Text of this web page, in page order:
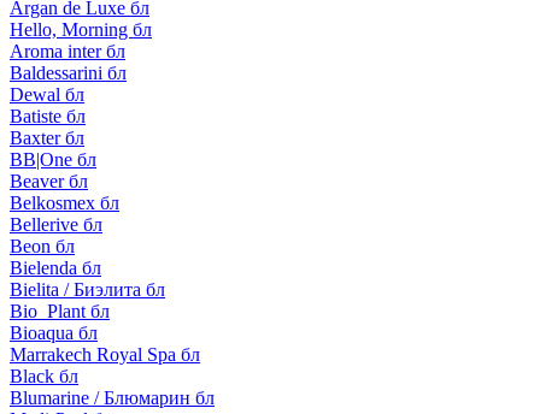
Argan de Luxe бл
Hello, Morning бл
Aroma inter бл
Baldessarini бл
Dewal бл
Batiste бл
Baxter бл
BB|One бл
Beaver бл
Belkosmex бл
Bellerive бл
Beon бл
Bielenda бл
Bielita / Биэлита бл
Bio_Plant бл
Bioaqua бл
Marrakech Royal Spa бл
Black бл
Blumarine / Блюмарин бл